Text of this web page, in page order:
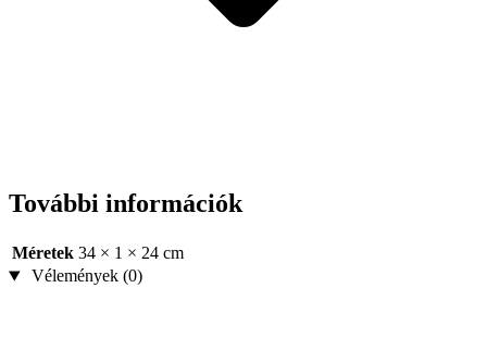
További információk
Méretek 34 × 1 × 24 cm
Vélemények (0)